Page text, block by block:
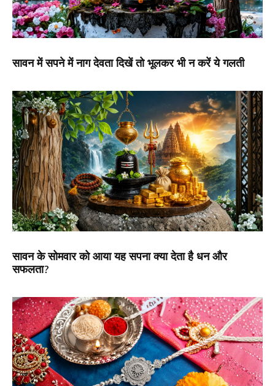
सावन में सपने में नाग देवता दिखें तो भूलकर भी न करें ये गलती
सावन के सोमवार को आया यह सपना क्या देता है धन और
सफलता?